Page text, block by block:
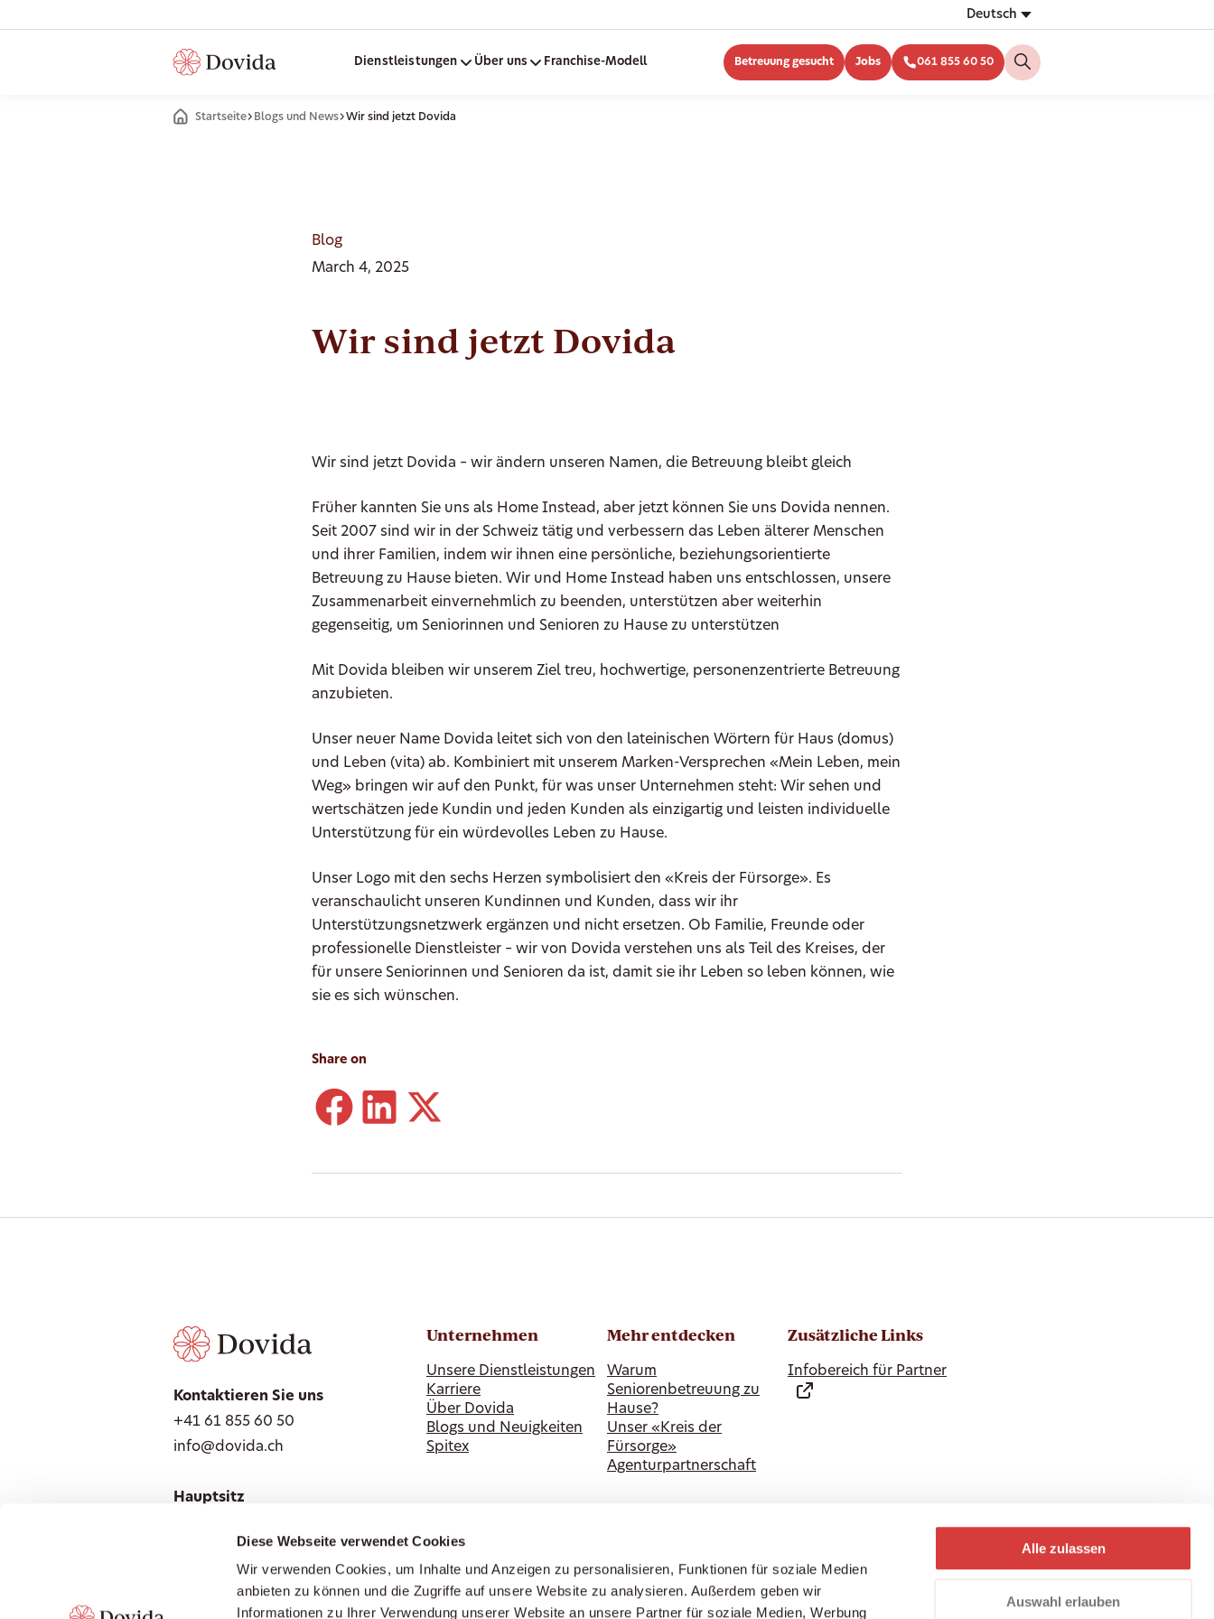
Diese Webseite verwendet Cookies
Wir verwenden Cookies, um Inhalte und Anzeigen zu personalisieren, Funktionen für soziale Medien
anbieten zu können und die Zugriffe auf unsere Website zu analysieren. Außerdem geben wir
Informationen zu Ihrer Verwendung unserer Website an unsere Partner für soziale Medien, Werbung
Alle zulassen
Auswahl erlauben
Deutsch
Dienstleistungen Über uns Franchise-Modell Betreuung gesucht Jobs 061 855 60 50
Startseite Blogs und News Wir sind jetzt Dovida
Blog
March 4, 2025
Wir sind jetzt Dovida
Wir sind jetzt Dovida – wir ändern unseren Namen, die Betreuung bleibt gleich
Früher kannten Sie uns als Home Instead, aber jetzt können Sie uns Dovida nennen.
Seit 2007 sind wir in der Schweiz tätig und verbessern das Leben älterer Menschen
und ihrer Familien, indem wir ihnen eine persönliche, beziehungsorientierte
Betreuung zu Hause bieten. Wir und Home Instead haben uns entschlossen, unsere
Zusammenarbeit einvernehmlich zu beenden, unterstützen aber weiterhin
gegenseitig, um Seniorinnen und Senioren zu Hause zu unterstützen
Mit Dovida bleiben wir unserem Ziel treu, hochwertige, personenzentrierte Betreuung
anzubieten.
Unser neuer Name Dovida leitet sich von den lateinischen Wörtern für Haus (domus)
und Leben (vita) ab. Kombiniert mit unserem Marken-Versprechen «Mein Leben, mein
Weg» bringen wir auf den Punkt, für was unser Unternehmen steht: Wir sehen und
wertschätzen jede Kundin und jeden Kunden als einzigartig und leisten individuelle
Unterstützung für ein würdevolles Leben zu Hause.
Unser Logo mit den sechs Herzen symbolisiert den «Kreis der Fürsorge». Es
veranschaulicht unseren Kundinnen und Kunden, dass wir ihr
Unterstützungsnetzwerk ergänzen und nicht ersetzen. Ob Familie, Freunde oder
professionelle Dienstleister – wir von Dovida verstehen uns als Teil des Kreises, der
für unsere Seniorinnen und Senioren da ist, damit sie ihr Leben so leben können, wie
sie es sich wünschen.
Share on
Kontaktieren Sie uns
+41 61 855 60 50
info@dovida.ch
Hauptsitz
Erlenweg 3
4310 Rheinfelden
Lokale Ansprechpartner finden
Unternehmen
Unsere Dienstleistungen
Karriere
Über Dovida
Blogs und Neuigkeiten
Spitex
Mehr entdecken
Warum
Seniorenbetreuung zu
Hause?
Unser «Kreis der
Fürsorge»
Agenturpartnerschaft
Zusätzliche Links
Infobereich für Partner